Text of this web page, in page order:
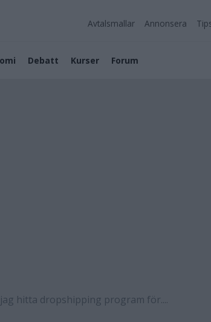
Avtalsmallar Annonsera
Debatt Kurser Forum
hitta dropshipping program för....